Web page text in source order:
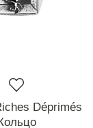
Déprimés